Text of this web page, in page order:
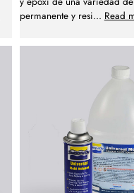
permanente y resi... Read